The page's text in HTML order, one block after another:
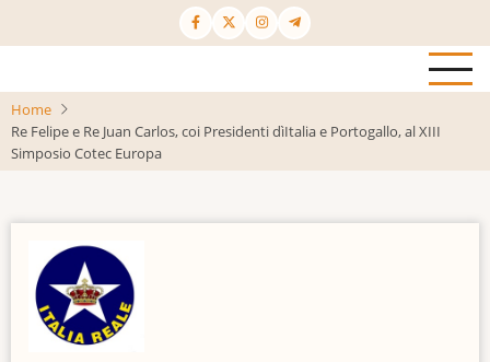
al
principale
Home
Re Felipe e Re Juan Carlos, coi Presidenti dìItalia e Portogallo, al XIII
Simposio Cotec Europa